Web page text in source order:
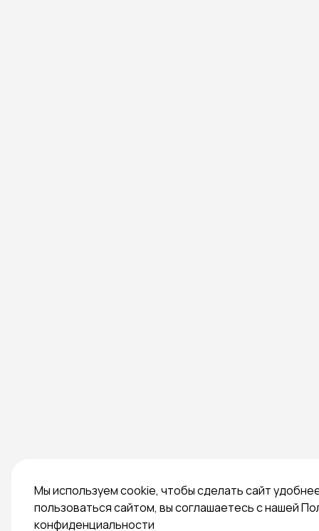
Мы используем cookie, чтобы сделать сайт
пользоваться сайтом, вы соглашаетесь с нашей
конфиденциальности